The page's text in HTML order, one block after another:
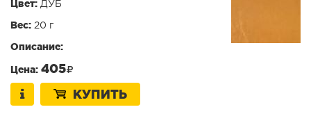
Цвет: ДУБ
Вес: 20 г
Описание:
Цена: 405
КУПИТЬ